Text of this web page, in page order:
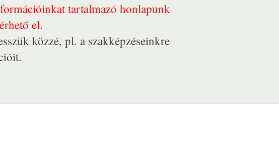
tartalmazó honlapunk
el.
közzé, pl. a szakképzéseinkre